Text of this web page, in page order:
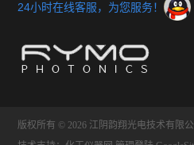
24小时在线客服，为您服务！
版权所有 © 2026 江阴韵翔光电技术有限公